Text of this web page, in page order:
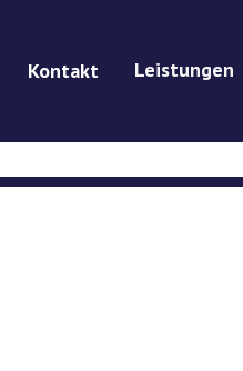
Kontakt Leistungen